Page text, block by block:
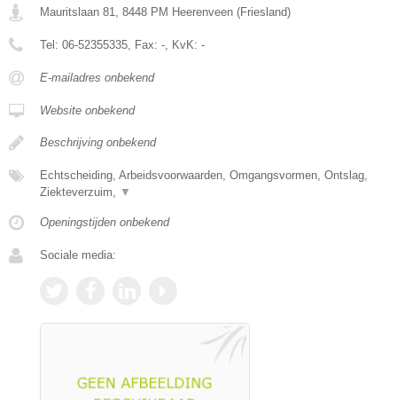
Mauritslaan 81, 8448 PM Heerenveen (Friesland)
Tel: 06-52355335, Fax: -, KvK: -
E-mailadres onbekend
Website onbekend
Beschrijving onbekend
Echtscheiding, Arbeidsvoorwaarden, Omgangsvormen, Ontslag,
Ziekteverzuim, ▼
Openingstijden onbekend
Sociale media: